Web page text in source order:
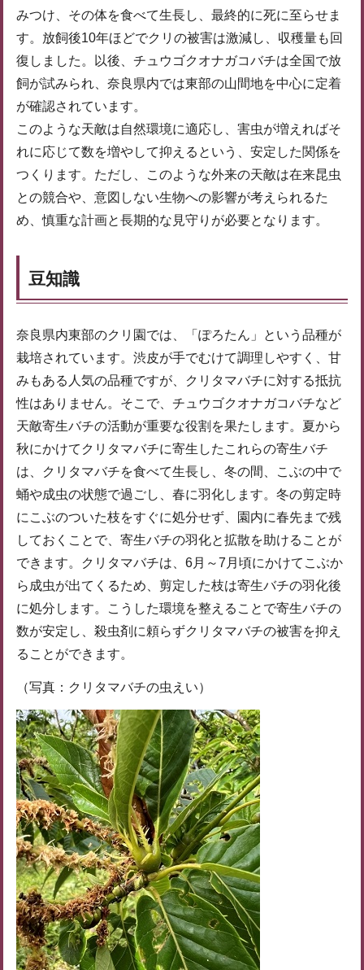
みつけ、その体を食べて生長し、最終的に死に至らせま
す。放飼後10年ほどでクリの被害は激減し、収穫量も回
復しました。以後、チュウゴクオナガコバチは全国で放
飼が試みられ、奈良県内では東部の山間地を中心に定着
が確認されています。
このような天敵は自然環境に適応し、害虫が増えればそ
れに応じて数を増やして抑えるという、安定した関係を
つくります。ただし、このような外来の天敵は在来昆虫
との競合や、意図しない生物への影響が考えられるた
め、慎重な計画と長期的な見守りが必要となります。
豆知識
奈良県内東部のクリ園では、「ぽろたん」という品種が
栽培されています。渋皮が手でむけて調理しやすく、甘
みもある人気の品種ですが、クリタマバチに対する抵抗
性はありません。そこで、チュウゴクオナガコバチなど
天敵寄生バチの活動が重要な役割を果たします。夏から
秋にかけてクリタマバチに寄生したこれらの寄生バチ
は、クリタマバチを食べて生長し、冬の間、こぶの中で
蛹や成虫の状態で過ごし、春に羽化します。冬の剪定時
にこぶのついた枝をすぐに処分せず、園内に春先まで残
しておくことで、寄生バチの羽化と拡散を助けることが
できます。クリタマバチは、6月～7月頃にかけてこぶか
ら成虫が出てくるため、剪定した枝は寄生バチの羽化後
に処分します。こうした環境を整えることで寄生バチの
数が安定し、殺虫剤に頼らずクリタマバチの被害を抑え
ることができます。
（写真：クリタマバチの虫えい）